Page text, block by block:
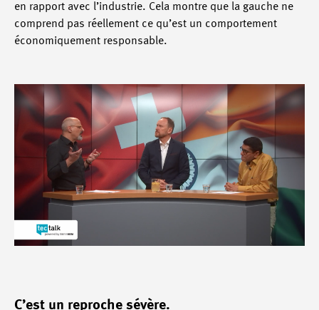
en rapport avec l’industrie. Cela montre que la gauche ne
comprend pas réellement ce qu’est un comportement
économiquement responsable.
C’est un reproche sévère.